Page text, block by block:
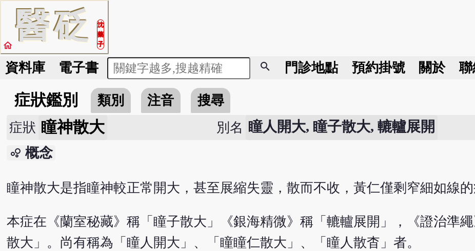
醫砭
沈
藥
子
home
資料庫 電子書 search 門診地點 預約掛號 關於 聯
症狀鑑別 類別 注音 搜尋
症狀 瞳神散大 別名 瞳人開大, 瞳子散大, 轆轤展開
bubble_chart 概念
瞳神散大是指瞳神較正常開大，甚至展縮失靈，散而不收，黃仁僅剩窄細如線的
本症在《蘭室秘藏》稱「瞳子散大」《銀海精微》稱「轆轤展開」，《證治準
散大」。尚有稱為「瞳人開大」、「瞳瞳仁散大」、「瞳人散杳」者。